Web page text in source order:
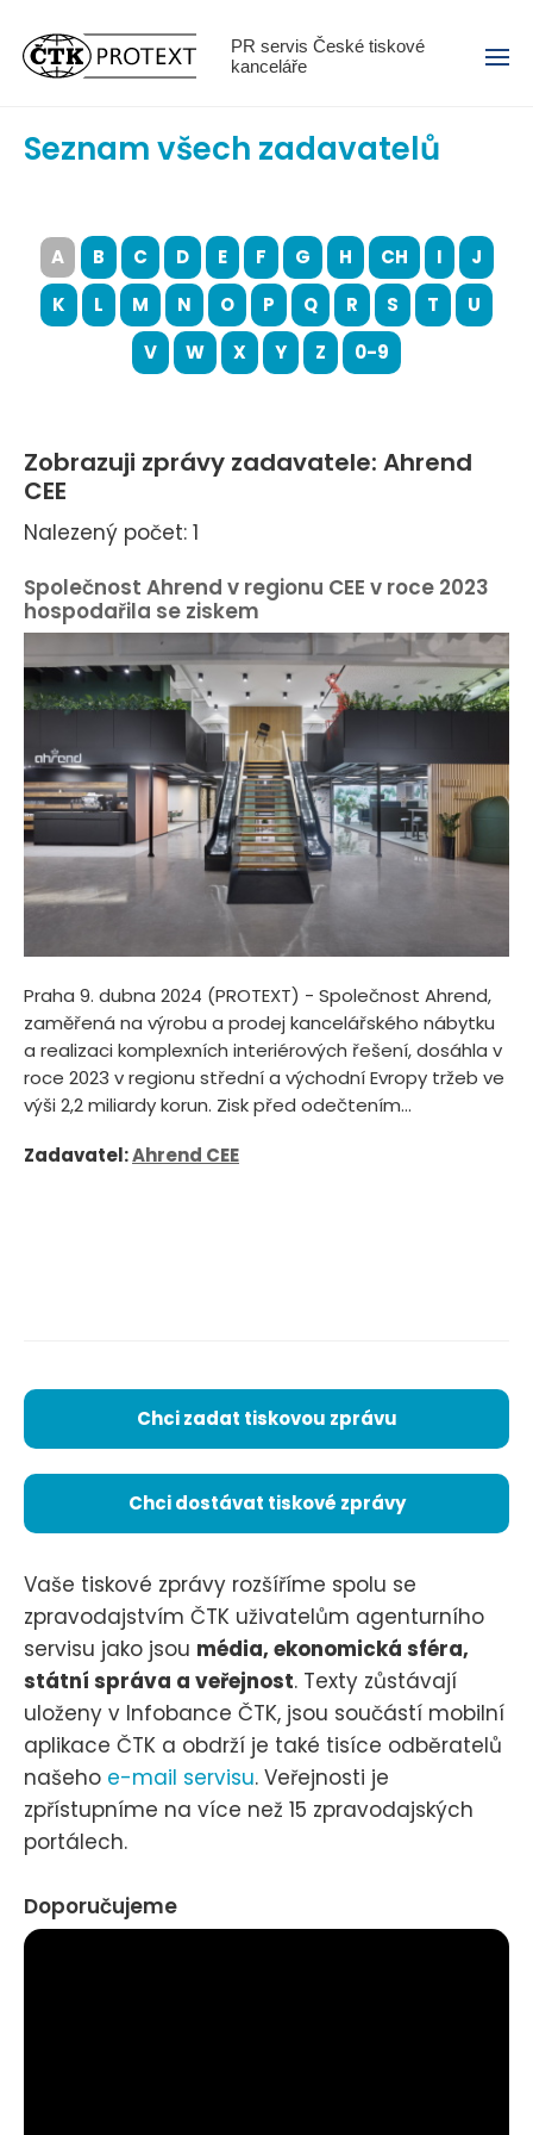
PR servis České tiskové
kanceláře
Menu
Seznam všech zadavatelů
A B C D E F G H CH I
J
K
L M N O P Q R S T
U
V
W X Y Z 0-9
Zobrazuji zprávy zadavatele: Ahrend
CEE
Nalezený počet: 1
Společnost Ahrend v regionu CEE v roce 2023
hospodařila se ziskem
Praha 9. dubna 2024 (PROTEXT) - Společnost Ahrend,
zaměřená na výrobu a prodej kancelářského nábytku
a realizaci komplexních interiérových řešení, dosáhla v
roce 2023 v regionu střední a východní Evropy tržeb ve
výši 2,2 miliardy korun. Zisk před odečtením...
Zadavatel:Ahrend CEE
Chci zadat tiskovou zprávu
Chci dostávat tiskové zprávy
Vaše tiskové zprávy rozšíříme spolu se
zpravodajstvím ČTK uživatelům agenturního
servisu jako jsou média, ekonomická sféra,
státní správa a veřejnost. Texty zůstávají
uloženy v Infobance ČTK, jsou součástí mobilní
aplikace ČTK a obdrží je také tisíce odběratelů
našeho e-mail servisu. Veřejnosti je
zpřístupníme na více než 15 zpravodajských
portálech.
Doporučujeme